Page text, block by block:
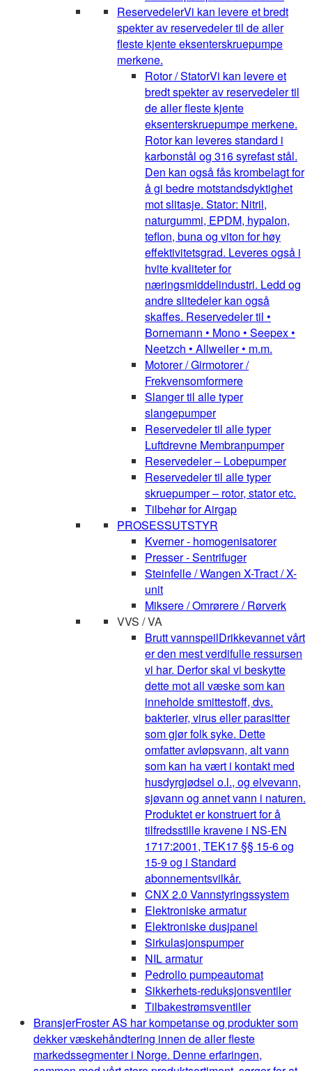
ReservedelerVi kan levere et bredt
spekter av reservedeler til de aller
fleste kjente eksenterskruepumpe
merkene.
Rotor / StatorVi kan levere et
bredt spekter av reservedeler til
de aller fleste kjente
eksenterskruepumpe merkene.
Rotor kan leveres standard i
karbonstål og 316 syrefast stål.
Den kan også fås krombelagt for
å gi bedre motstandsdyktighet
mot slitasje. Stator: Nitril,
naturgummi, EPDM, hypalon,
teflon, buna og viton for høy
effektivitetsgrad. Leveres også i
hvite kvaliteter for
næringsmiddelindustri. Ledd og
andre slitedeler kan også
skaffes. Reservedeler til •
Bornemann • Mono • Seepex •
Neetzch • Allweiler • m.m.
Motorer / Girmotorer /
Frekvensomformere
Slanger til alle typer
slangepumper
Reservedeler til alle typer
Luftdrevne Membranpumper
Reservedeler – Lobepumper
Reservedeler til alle typer
skruepumper – rotor, stator etc.
Tilbehør for Airgap
PROSESSUTSTYR
Kverner - homogenisatorer
Presser - Sentrifuger
Steinfelle / Wangen X-Tract / X-
unit
Miksere / Omrørere / Rørverk
VVS / VA
Brutt vannspeilDrikkevannet vårt
er den mest verdifulle ressursen
vi har. Derfor skal vi beskytte
dette mot all væske som kan
inneholde smittestoff, dvs.
bakterier, virus eller parasitter
som gjør folk syke. Dette
omfatter avløpsvann, alt vann
som kan ha vært i kontakt med
husdyrgjødsel o.l., og elvevann,
sjøvann og annet vann i naturen.
Produktet er konstruert for å
tilfredsstille kravene i NS-EN
1717:2001, TEK17 §§ 15-6 og
15-9 og i Standard
abonnementsvilkår.
CNX 2.0 Vannstyringssystem
Elektroniske armatur
Elektroniske dusjpanel
Sirkulasjonspumper
NIL armatur
Pedrollo pumpeautomat
Sikkerhets-reduksjonsventiler
Tilbakestrømsventiler
BransjerFroster AS har kompetanse og produkter som
dekker væskehåndtering innen de aller fleste
markedssegmenter i Norge. Denne erfaringen,